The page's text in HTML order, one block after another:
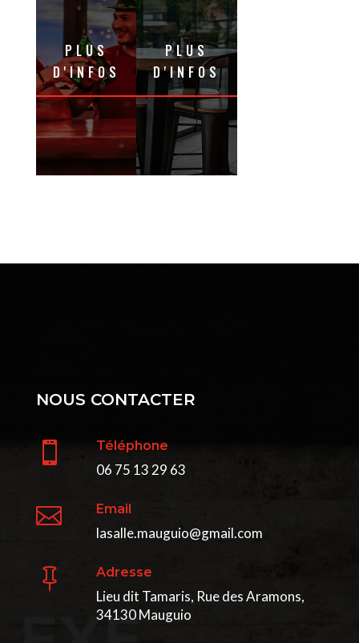
PLUS
D'INFOS
PLUS
D'INFOS
NOUS CONTACTER
 Téléphone
06 75 13 29 63
 Email
lasalle.mauguio@gmail.com
 Adresse
Lieu dit Tamaris, Rue des Aramons,
34130 Mauguio